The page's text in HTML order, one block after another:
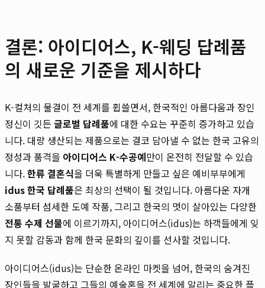
결론: 아이디어스, K-웨딩 답례품
의 새로운 기준을 제시하다
K-컬처의 물결이 전 세계를 휩쓸면서, 한국적인 아름다움과 장인
정신이 깃든 글로벌 답례품에 대한 수요는 꾸준히 증가하고 있습
니다. 대량 생산되는 제품으로는 결코 담아낼 수 없는 한국 고유의
정성과 품격을 아이디어스 K-수공예만이 온전히 전달할 수 있습
니다.한류 결혼식을 더욱 특별하게 만들고 싶은 예비부부에게
idus 한국 답례품은 최상의 선택이 될 것입니다. 아름다운 자개
소품부터 섬세한 도예 작품, 그리고 한국의 멋이 살아있는 다양한
전통 수제 선물에 이르기까지, 아이디어스(idus)는 하객들에게 잊
지 못할 감동과 함께 한국 문화의 깊이를 선사할 것입니다.
아이디어스(idus)는 단순한 온라인 마켓을 넘어, 한국의 숨겨진
장인들을 발굴하고 그들의 예술혼을 전 세계에 알리는 중요한 플